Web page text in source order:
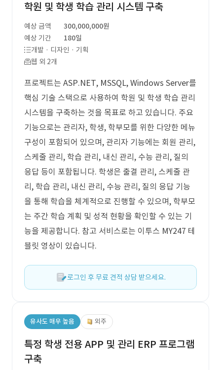
학원 및 학생 학습 관리 시스템 구축
예상 금액
300,000,000원
예상 기간
180일
개발 · 디자인 · 기획
웹 외 2개
프로젝트는 ASP.NET, MSSQL, Windows Server를
핵심 기술 스택으로 사용하여 학원 및 학생 학습 관리
시스템을 구축하는 것을 목표로 하고 있습니다. 주요
기능으로는 관리자, 학생, 학부모를 위한 다양한 메뉴
구성이 포함되어 있으며, 관리자 기능에는 회원 관리,
스케줄 관리, 학습 관리, 내신 관리, 수능 관리, 질의
응답 등이 포함됩니다. 학생은 출결 관리, 스케줄 관
리, 학습 관리, 내신 관리, 수능 관리, 질의 응답 기능
을 통해 학습을 체계적으로 진행할 수 있으며, 학부모
는 주간 학습 계획 및 성적 현황을 확인할 수 있는 기
능을 제공합니다. 참고 서비스로는 이투스 MY247 테
블릿 영상이 있습니다.
로그인 후 무료 견적 상담 받으세요.
유사도 매우 높음 외주
특정 학생 전용 APP 및 관리 ERP 프로그램
구축